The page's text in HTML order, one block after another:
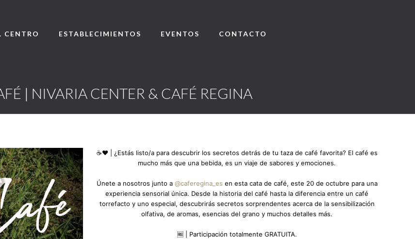
CENTRO ESTABLECIMIENTOS EVENTOS CONTACTO
| NIVARIA CENTER & CAFÉ REGINA
☕❤️ | ¿Estás listo/a para descubrir los secretos detrás de tu taza de café favorita? El café es
mucho más que una bebida, es un viaje de sabores y emociones.
Únete a nosotros junto a @caferegina_es en esta cata de café, este 20 de octubre para una
experiencia sensorial única. Desde la historia del café hasta la diferencia entre un café
torrefacto y uno especial, descubrirás secretos sorprendentes acerca de la sensibilización
olfativa, de aromas, esencias del grano y muchos detalles más.
🆓 | Participación totalmente GRATUITA.